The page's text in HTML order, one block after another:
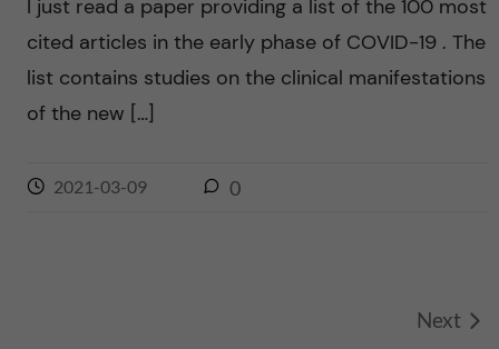
I just read a paper providing a list of the 100 most
cited articles in the early phase of COVID-19 . The
list contains studies on the clinical manifestations
of the new […]
2021-03-09 0
Next